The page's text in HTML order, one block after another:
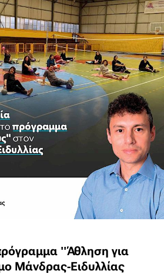
''Άθληση για
Μάνδρας-Ειδυλλίας